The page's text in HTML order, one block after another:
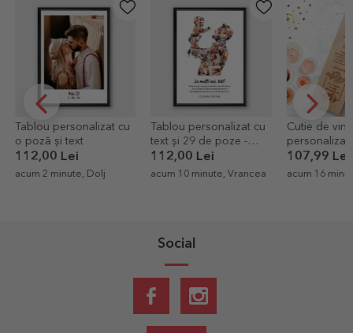
Tablou personalizat cu
o poză și text
112,00 Lei
acum 2 minute, Dolj
Tablou personalizat cu
text și 29 de poze -
Dad and baby
112,00 Lei
acum 10 minute, Vrancea
Cutie de vin
pentru
căsătoriei
107,99 Lei
acum 16
Social